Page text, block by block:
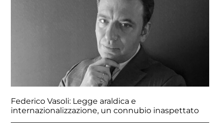
Federico Vasoli: Legge araldica e
internazionalizzazione, un connubio inaspettato